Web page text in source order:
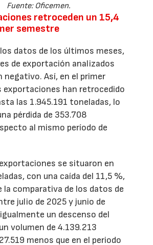
Fuente: Oficemen.
retroceden un 15,4
semestre
datos de los últimos meses,
de exportación analizados
negativo. Así, en el primer
exportaciones han retrocedido
las 1.945.191 toneladas, lo
pérdida de 353.708
al mismo período de
se situaron en
con una caída del 11,5 %,
la comparativa de los datos de
julio de 2025 y junio de
un descenso del
volumen de 4.139.213
menos que en el periodo